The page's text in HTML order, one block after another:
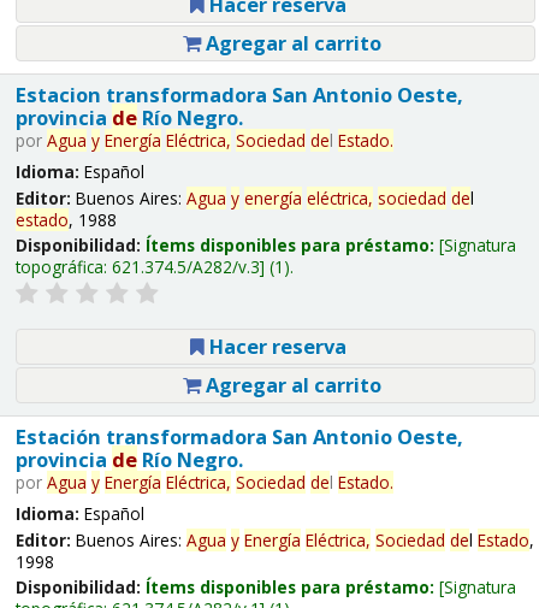
Agregar al carrito
Estacion transformadora San Antonio Oeste,
provincia deRío Negro.
por Agua y Energía Eléctrica, Sociedad del Estado.
Idioma: Español
Editor: Buenos Aires: Agua y energía eléctrica, sociedad del
estado, 1988
Disponibilidad: Ítems disponibles para préstamo: Signatura
topográfica: 621.374.5/A282/v.3 (1).
Hacer reserva
Agregar al carrito
Estación transformadora San Antonio Oeste,
provincia deRío Negro.
por Agua y Energía Eléctrica, Sociedad del Estado.
Idioma: Español
Editor: Buenos Aires: Agua y Energía Eléctrica, Sociedad del Estado,
1998
Disponibilidad: Ítems disponibles para préstamo: Signatura